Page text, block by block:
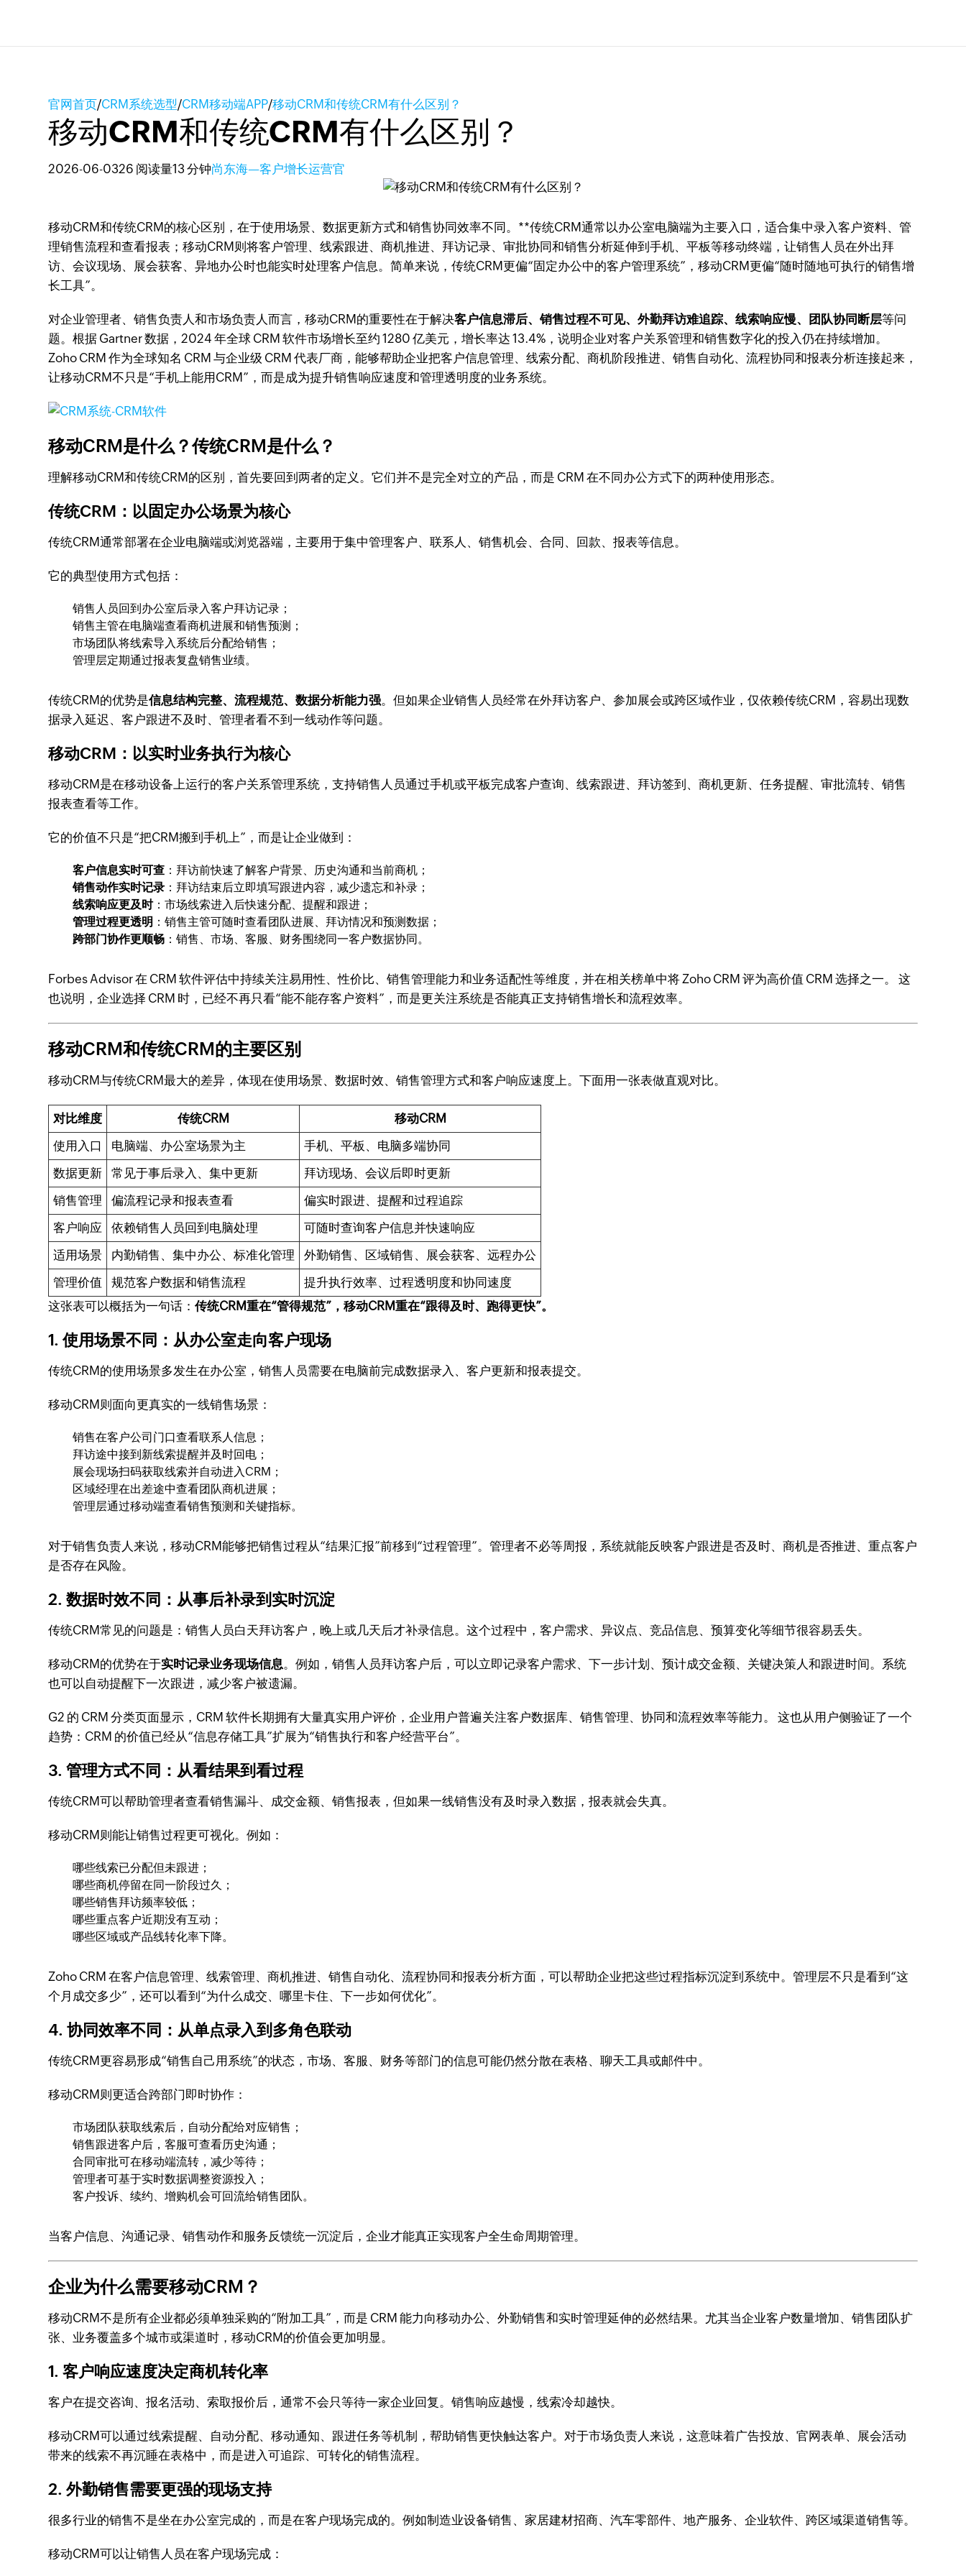
官网首页/CRM系统选型/CRM移动端APP/移动CRM和传统CRM有什么区别？
移动CRM和传统CRM有什么区别？
2026-06-0326 阅读量13 分钟尚东海—客户增长运营官
移动CRM和传统CRM的核心区别，在于使用场景、数据更新方式和销售协同效率不同。**传统CRM通常以办公室电脑端为主要入口，适合集中录入客户资料、管
理销售流程和查看报表；移动CRM则将客户管理、线索跟进、商机推进、拜访记录、审批协同和销售分析延伸到手机、平板等移动终端，让销售人员在外出拜
访、会议现场、展会获客、异地办公时也能实时处理客户信息。简单来说，传统CRM更偏“固定办公中的客户管理系统”，移动CRM更偏“随时随地可执行的销售增
长工具”。
对企业管理者、销售负责人和市场负责人而言，移动CRM的重要性在于解决客户信息滞后、销售过程不可见、外勤拜访难追踪、线索响应慢、团队协同断层等问
题。根据 Gartner 数据，2024 年全球 CRM 软件市场增长至约 1280 亿美元，增长率达 13.4%，说明企业对客户关系管理和销售数字化的投入仍在持续增加。
Zoho CRM 作为全球知名 CRM 与企业级 CRM 代表厂商，能够帮助企业把客户信息管理、线索分配、商机阶段推进、销售自动化、流程协同和报表分析连接起来，
让移动CRM不只是“手机上能用CRM”，而是成为提升销售响应速度和管理透明度的业务系统。
移动CRM是什么？传统CRM是什么？
理解移动CRM和传统CRM的区别，首先要回到两者的定义。它们并不是完全对立的产品，而是 CRM 在不同办公方式下的两种使用形态。
传统CRM：以固定办公场景为核心
传统CRM通常部署在企业电脑端或浏览器端，主要用于集中管理客户、联系人、销售机会、合同、回款、报表等信息。
它的典型使用方式包括：
销售人员回到办公室后录入客户拜访记录；
销售主管在电脑端查看商机进展和销售预测；
市场团队将线索导入系统后分配给销售；
管理层定期通过报表复盘销售业绩。
传统CRM的优势是信息结构完整、流程规范、数据分析能力强。但如果企业销售人员经常在外拜访客户、参加展会或跨区域作业，仅依赖传统CRM，容易出现数
据录入延迟、客户跟进不及时、管理者看不到一线动作等问题。
移动CRM：以实时业务执行为核心
移动CRM是在移动设备上运行的客户关系管理系统，支持销售人员通过手机或平板完成客户查询、线索跟进、拜访签到、商机更新、任务提醒、审批流转、销售
报表查看等工作。
它的价值不只是“把CRM搬到手机上”，而是让企业做到：
客户信息实时可查 ：拜访前快速了解客户背景、历史沟通和当前商机；
销售动作实时记录 ：拜访结束后立即填写跟进内容，减少遗忘和补录；
线索响应更及时：市场线索进入后快速分配、提醒和跟进；
管理过程更透明 ：销售主管可随时查看团队进展、拜访情况和预测数据；
跨部门协作更顺畅 ：销售、市场、客服、财务围绕同一客户数据协同。
Forbes Advisor 在 CRM 软件评估中持续关注易用性、性价比、销售管理能力和业务适配性等维度，并在相关榜单中将 Zoho CRM 评为高价值 CRM 选择之一。 这
也说明，企业选择 CRM 时，已经不再只看“能不能存客户资料”，而是更关注系统是否能真正支持销售增长和流程效率。
移动CRM和传统CRM的主要区别
移动CRM与传统CRM最大的差异，体现在使用场景、数据时效、销售管理方式和客户响应速度上。下面用一张表做直观对比。
对比维度 传统CRM
移动CRM
使用入口
电脑端、办公室场景为主
手机、平板、电脑多端协同
数据更新
常见于事后录入、集中更新
拜访现场、会议后即时更新
销售管理
偏流程记录和报表查看
偏实时跟进、提醒和过程追踪
客户响应
依赖销售人员回到电脑处理
可随时查询客户信息并快速响应
适用场景
内勤销售、集中办公、标准化管理
外勤销售、区域销售、展会获客、远程办公
管理价值
规范客户数据和销售流程
提升执行效率、过程透明度和协同速度
这张表可以概括为一句话：传统CRM重在“管得规范”，移动CRM重在“跟得及时、跑得更快”。
1. 使用场景不同：从办公室走向客户现场
传统CRM的使用场景多发生在办公室，销售人员需要在电脑前完成数据录入、客户更新和报表提交。
移动CRM则面向更真实的一线销售场景：
销售在客户公司门口查看联系人信息；
拜访途中接到新线索提醒并及时回电；
展会现场扫码获取线索并自动进入CRM；
区域经理在出差途中查看团队商机进展；
管理层通过移动端查看销售预测和关键指标。
对于销售负责人来说，移动CRM能够把销售过程从“结果汇报”前移到“过程管理”。管理者不必等周报，系统就能反映客户跟进是否及时、商机是否推进、重点客户
是否存在风险。
2. 数据时效不同：从事后补录到实时沉淀
传统CRM常见的问题是：销售人员白天拜访客户，晚上或几天后才补录信息。这个过程中，客户需求、异议点、竞品信息、预算变化等细节很容易丢失。
移动CRM的优势在于实时记录业务现场信息。例如，销售人员拜访客户后，可以立即记录客户需求、下一步计划、预计成交金额、关键决策人和跟进时间。系统
也可以自动提醒下一次跟进，减少客户被遗漏。
G2 的 CRM 分类页面显示，CRM 软件长期拥有大量真实用户评价，企业用户普遍关注客户数据库、销售管理、协同和流程效率等能力。 这也从用户侧验证了一个
趋势：CRM 的价值已经从“信息存储工具”扩展为“销售执行和客户经营平台”。
3. 管理方式不同：从看结果到看过程
传统CRM可以帮助管理者查看销售漏斗、成交金额、销售报表，但如果一线销售没有及时录入数据，报表就会失真。
移动CRM则能让销售过程更可视化。例如：
哪些线索已分配但未跟进；
哪些商机停留在同一阶段过久；
哪些销售拜访频率较低；
哪些重点客户近期没有互动；
哪些区域或产品线转化率下降。
Zoho CRM 在客户信息管理、线索管理、商机推进、销售自动化、流程协同和报表分析方面，可以帮助企业把这些过程指标沉淀到系统中。管理层不只是看到“这
个月成交多少”，还可以看到“为什么成交、哪里卡住、下一步如何优化”。
4. 协同效率不同：从单点录入到多角色联动
传统CRM更容易形成“销售自己用系统”的状态，市场、客服、财务等部门的信息可能仍然分散在表格、聊天工具或邮件中。
移动CRM则更适合跨部门即时协作：
市场团队获取线索后，自动分配给对应销售；
销售跟进客户后，客服可查看历史沟通；
合同审批可在移动端流转，减少等待；
管理者可基于实时数据调整资源投入；
客户投诉、续约、增购机会可回流给销售团队。
当客户信息、沟通记录、销售动作和服务反馈统一沉淀后，企业才能真正实现客户全生命周期管理。
企业为什么需要移动CRM？
移动CRM不是所有企业都必须单独采购的“附加工具”，而是 CRM 能力向移动办公、外勤销售和实时管理延伸的必然结果。尤其当企业客户数量增加、销售团队扩
张、业务覆盖多个城市或渠道时，移动CRM的价值会更加明显。
1. 客户响应速度决定商机转化率
客户在提交咨询、报名活动、索取报价后，通常不会只等待一家企业回复。销售响应越慢，线索冷却越快。
移动CRM可以通过线索提醒、自动分配、移动通知、跟进任务等机制，帮助销售更快触达客户。对于市场负责人来说，这意味着广告投放、官网表单、展会活动
带来的线索不再沉睡在表格中，而是进入可追踪、可转化的销售流程。
2. 外勤销售需要更强的现场支持
很多行业的销售不是坐在办公室完成的，而是在客户现场完成的。例如制造业设备销售、家居建材招商、汽车零部件、地产服务、企业软件、跨区域渠道销售等。
移动CRM可以让销售人员在客户现场完成：